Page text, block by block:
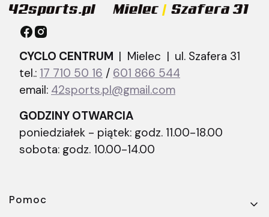
CYCLO CENTRUM | Mielec | ul. Szafera 31
tel.: 17 710 50 16 / 601 866 544
email: 42sports.pl@gmail.com
GODZINY OTWARCIA
poniedziałek - piątek: godz. 11.00-18.00
sobota: godz. 10.00-14.00
Linki w stopce
Pomoc